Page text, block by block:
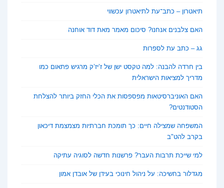
תיאטרון – כתב־עת לתיאטרון עכשווי
האם צלבנים אנחנו? סיכום מאמר מאת דוד אוחנה
גג – כתב עת לספרות
בין חרדה להבנה: למה טקסט ישן של ז’יז’ק מרגיש פתאום כמו
מדריך למציאות הישראלית
האם האוניברסיטאות מפספסות את הכלי החזק ביותר להצלחת
הסטודנטים?
המשפחה שמצילה חיים: כך תומכת חברתיות מצמצמת דיכאון
בקרב להט"ב
למי שייכת תרבות העבר? פרשנות חדשה לסוגיה עתיקה
מגדלור בחשיכה: על ניהול חינוכי בעידן של אובדן אמון